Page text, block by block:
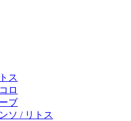
ス
ロ
ブ
ソ / リトス